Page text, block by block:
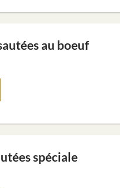
au boeuf
spéciale